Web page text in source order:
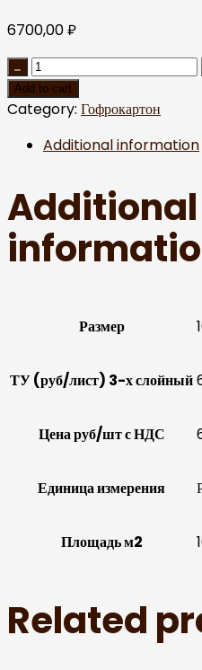
6700,00₽
Add to cart
Category: Гофрокартон
Additional information
Additional
Размер
ТУ (руб/лист) 3-х слойный
Цена руб/шт с НДС
Единица измерения
Площадь м2
Related